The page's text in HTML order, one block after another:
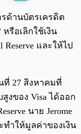
0:00 0:00
ด้านบัตรเครดิต
หรือเลิกใช้เงิน
และให้ไป
ที่ 27 สิงหาคมที่
งของ Visa ได้ออก
นาย Jerome
ทำให้มูลค่าของเงิน